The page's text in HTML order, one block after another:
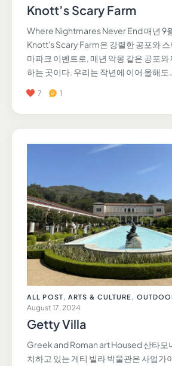
Knott’s Scary Farm
Where Nightmares Never End 매년 9
Knott's Scary Farm은 강렬한 공포와 스
마파크 이벤트로, 매년 악몽 같은 공포
하는 곳이다. 우리는 작년에 이어 올해도
7 1
ALL POST,ARTS & CULTURE,
August 17, 2024
Getty Villa
Greek and Roman art Housed 산타모
치하고 있는 게티 빌라 박물관은 사업가